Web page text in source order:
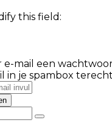
this field:
mail een
in je spambox